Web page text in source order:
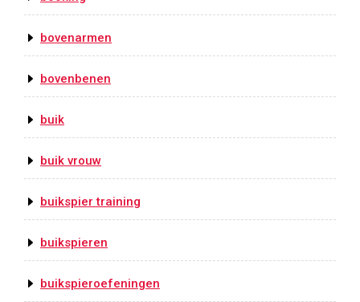
bovenarmen
bovenbenen
buik
buik vrouw
buikspier training
buikspieren
buikspieroefeningen